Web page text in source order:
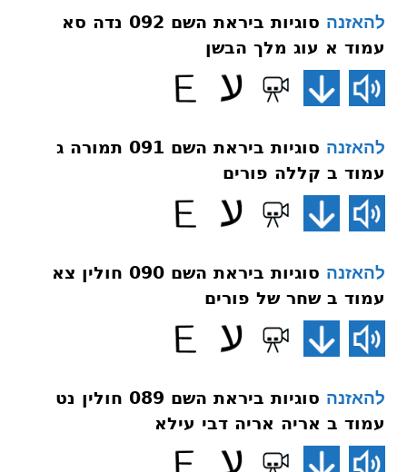
להאזנה
סוגיות ביראת השם 092 נדה סא
עמוד א עוג מלך הבשן
להאזנה
סוגיות ביראת השם 091 תמורה ג
עמוד ב קללה פורים
להאזנה
סוגיות ביראת השם 090 חולין צא
עמוד ב שחר של פורים
להאזנה
סוגיות ביראת השם 089 חולין נט
עמוד ב אריה אריה דבי עילא